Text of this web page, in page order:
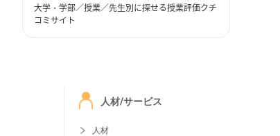
大学・学部／授業／先生別に探せる授業評価クチ
コミサイト
人材/サービス
人材